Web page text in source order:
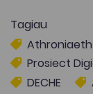
Tagiau
Athroniaeth
Prosiect
DECHE